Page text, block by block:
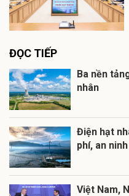
ĐỌC TIẾP
Ba nền
nhân
Điện hạt
phí, an
Việt Nam,